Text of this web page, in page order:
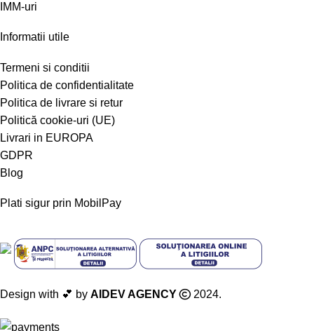
IMM-uri
Informatii utile
Termeni si conditii
Politica de confidentialitate
Politica de livrare si retur
Politică cookie-uri (UE)
Livrari in EUROPA
GDPR
Blog
Plati sigur prin MobilPay
Design with 💕 by AIDEV AGENCY 2024.